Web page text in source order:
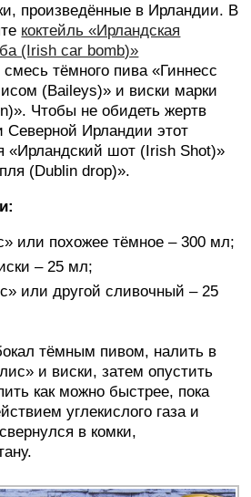
произведённые в Ирландии. В
коктейль «Ирландская
(Irish car bomb)»
тёмного пива «Гиннесс
(Baileys)» и виски марки
Чтобы не обидеть жертв
Северной Ирландии этот
«Ирландский шот (Irish Shot)»
(Dublin drop)».
или похожее тёмное – 300 мл;
– 25 мл;
или другой сливочный – 25
тёмным пивом, налить в
и виски, затем опустить
как можно быстрее, пока
углекислого газа и
в комки,